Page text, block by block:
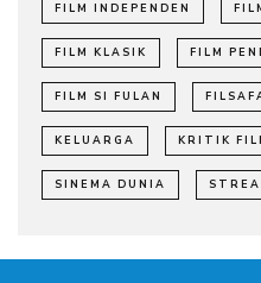
FILM INDEPENDEN
FILM KLASIK FILM
FILM SI FULAN
KELUARGA KRITIK
SINEMA DUNIA